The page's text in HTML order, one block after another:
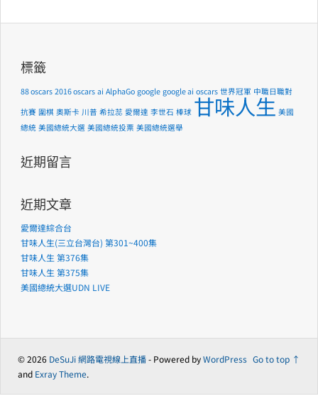
標籤
88 oscars 2016 oscars ai AlphaGo google google ai oscars 世界冠軍 中職日職對
抗賽 圍棋 奧斯卡 川普 希拉蕊 愛爾達 李世石 棒球 甘味人生 美國
總統 美國總統大選 美國總統投票 美國總統選舉
近期留言
近期文章
愛爾達綜合台
甘味人生(三立台灣台) 第301~400集
甘味人生 第376集
甘味人生 第375集
美國總統大選UDN LIVE
Go to top ↑
© 2026 DeSuJi 網路電視線上直播- Powered byWordPress
and Exray Theme.